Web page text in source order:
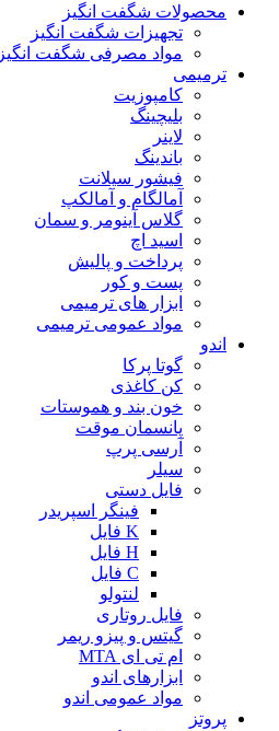
محصولات شگفت انگیز
تجهیزات شگفت انگیز
مواد مصرفی شگفت انگیز
ترمیمی
کامپوزیت
بلیچینگ
لاینر
باندینگ
فیشور سیلانت
آمالگام و آمالکپ
گلاس آینومر و سمان
اسید اچ
پرداخت و پالیش
پست و کور
ابزار های ترمیمی
مواد عمومی ترمیمی
اندو
گوتا پرکا
کن کاغذی
خون بند و هموستات
پانسمان موقت
آرسی پرپ
سیلر
فایل دستی
فینگر اسپریدر
K فایل
H فایل
C فایل
لنتولو
فایل روتاری
گیتس و پیزو ریمر
ام تی ای MTA
ابزارهای اندو
مواد عمومی اندو
پروتز